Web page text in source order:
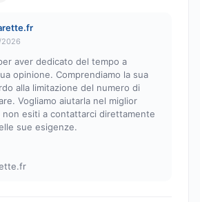
2026
aver dedicato del tempo a
opinione. Comprendiamo la sua
alla limitazione del numero di
Vogliamo aiutarla nel miglior
non esiti a contattarci direttamente
sue esigenze.